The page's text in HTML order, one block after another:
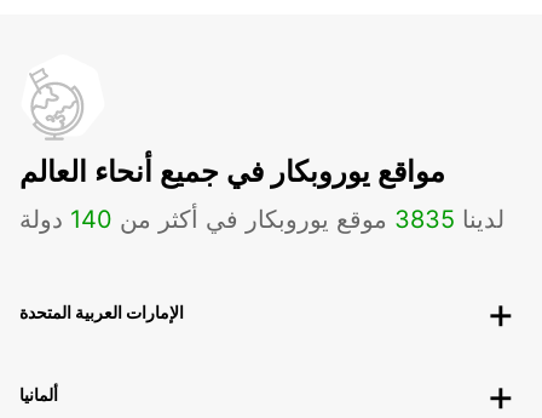
مواقع يوروبكار في جميع أنحاء العالم
لدينا 3835 موقع يوروبكار في أكثر من 140 دولة
الإمارات العربية المتحدة
ألمانيا